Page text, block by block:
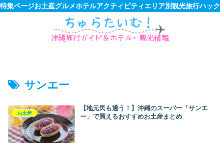
特集ページお土産グルメホテルアクティビティエリア別観光旅行ハック
サンエー
お土産
【地元民も通う！】沖縄のスーパー「サンエ
ー」で買えるおすすめお土産まとめ